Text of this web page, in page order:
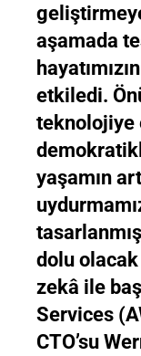
aşamada
etkiledi.
teknolojiye
yaşamın
dolu
zekâ ile
Services
CTO’su